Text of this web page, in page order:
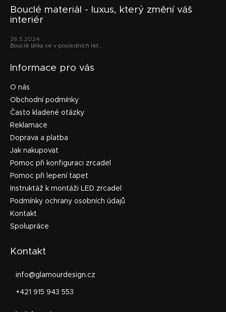
Bouclé materiál - luxus, který změní váš
interiér
26.5.2024
Bouclé látka se v posledních let...
Informace pro vás
O nás
Obchodní podmínky
Často kladené otázky
Reklamace
Doprava a platba
Jak nakupovat
Pomoc při konfiguraci zrcadel
Pomoc při lepení tapet
Instruktáž k montáži LED zrcadel
Podmínky ochrany osobních údajů
Kontakt
Spolupráce
Kontakt
info@glamourdesign.cz
+421 915 943 553